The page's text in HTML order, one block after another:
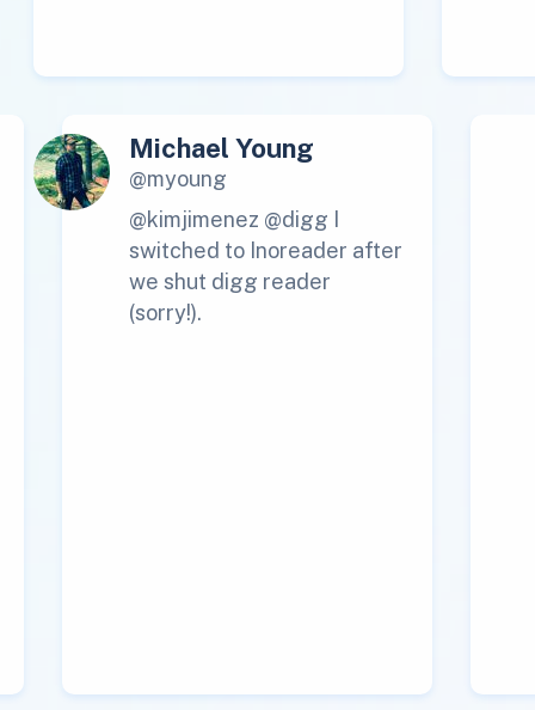
Michael Young
@myoung
@kimjimenez @digg I
switched to Inoreader after
we shut digg reader
(sorry!).